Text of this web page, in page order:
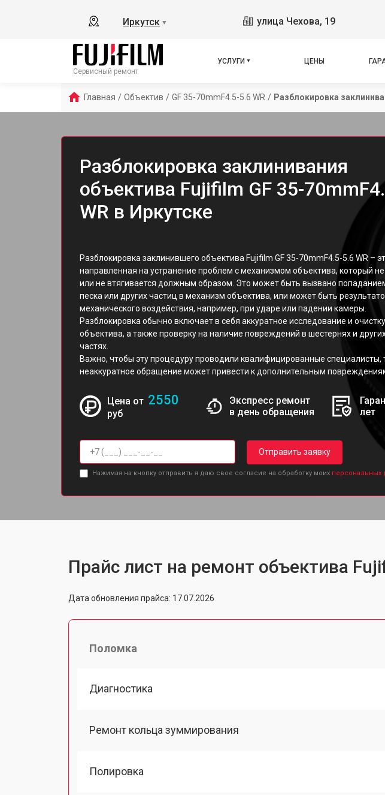
Иркутск ▼ улица Чехова, 19
Сервисный ремонт
УСЛУГИ ЦЕНЫ
Главная / Объектив / GF 35-70mmF4.5-5.6 WR / Разблокировка
Разблокировка заклинивания
объектива Fujifilm GF 35-
WR в Иркутске
Разблокировка заклинившего объектива Fujifilm GF 35-70mmF4.5-5.6 WR –
направленная на устранение проблем с механизмом объектива, который
или не втягивается должным образом. Это может быть вызвано
песка или других частиц в механизм объектива, или может быть
механического воздействия, например, при ударе или падении камеры.
Разблокировка обычно включает в себя аккуратное исследование и
объектива, а также проверку на наличие повреждений в шестернях и
частях.
Важно, чтобы эту процедуру проводили квалифицированные специалисты,
неаккуратное обращение может привести к дополнительным
Цена от 2550
руб
Экспресс ремонт
в день обращения
лет
Отправить заявку
Нажимая на кнопку отправить я даю свое согласие на обработку моих персональных
Прайс лист на ремонт объектива
Дата обновления прайса: 17.07.2026
Поломка
Диагностика
Ремонт кольца зуммирования
Полировка